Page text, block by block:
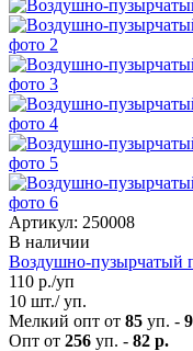
Артикул: 250008
В наличии
Воздушно-пузырчатый
110 р./уп
10 шт./ уп.
Мелкий опт от 85 уп. -
Опт от 256 уп. - 82 р.